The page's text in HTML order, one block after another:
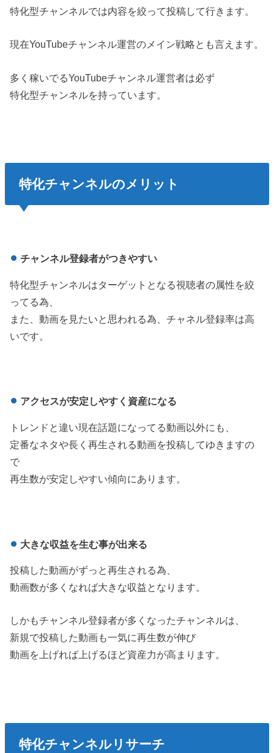
特化型チャンネルでは内容を絞って投稿して行きます。
現在YouTubeチャンネル運営のメイン戦略とも言えます。
多く稼いでるYouTubeチャンネル運営者は必ず
特化型チャンネルを持っています。
特化チャンネルのメリット
チャンネル登録者がつきやすい
特化型チャンネルはターゲットとなる視聴者の属性を絞
ってる為、
また、動画を見たいと思われる為、チャネル登録率は高
いです。
アクセスが安定しやすく資産になる
トレンドと違い現在話題になってる動画以外にも、
定番なネタや長く再生される動画を投稿してゆきますの
で
再生数が安定しやすい傾向にあります。
大きな収益を生む事が出来る
投稿した動画がずっと再生される為、
動画数が多くなれば大きな収益となります。
しかもチャンネル登録者が多くなったチャンネルは、
新規で投稿した動画も一気に再生数が伸び
動画を上げれば上げるほど資産力が高まります。
特化チャンネルリサーチ